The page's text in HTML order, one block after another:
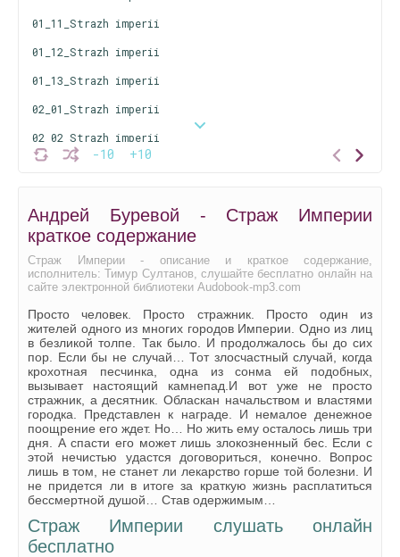
-10 +10
01_11_Strazh imperii
01_12_Strazh imperii
01_13_Strazh imperii
02_01_Strazh imperii
02_02_Strazh imperii
02_03_Strazh imperii
02_05_Strazh imperii
02_07_Strazh imperii
02_08_Strazh imperii
02_09_Strazh imperii
02_10_Strazh imperii
02_11_Strazh imperii
02_12_Strazh imperii
02_13_Strazh imperii
02_14_Strazh imperii
02_15_Strazh imperii
03_01_Strazh imperii
Андрей Буревой - Страж Империи
краткое содержание
Страж Империи - описание и краткое содержание,
исполнитель: Тимур Султанов, слушайте бесплатно онлайн на
сайте электронной библиотеки Audobook-mp3.com
Просто человек. Просто стражник. Просто один из
жителей одного из многих городов Империи. Одно из лиц
в безликой толпе. Так было. И продолжалось бы до сих
пор. Если бы не случай… Тот злосчастный случай, когда
крохотная песчинка, одна из сонма ей подобных,
вызывает настоящий камнепад.И вот уже не просто
стражник, а десятник. Обласкан начальством и властями
городка. Представлен к награде. И немалое денежное
поощрение его ждет. Но… Но жить ему осталось лишь три
дня. А спасти его может лишь злокозненный бес. Если с
этой нечистью удастся договориться, конечно. Вопрос
лишь в том, не станет ли лекарство горше той болезни. И
не придется ли в итоге за краткую жизнь расплатиться
бессмертной душой… Став одержимым…
Страж Империи слушать онлайн
бесплатно